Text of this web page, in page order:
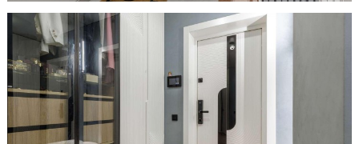
Межкомнатные перегородки
Стеновые панели
Порталы
Образцы межкомнатные
Фурнитура